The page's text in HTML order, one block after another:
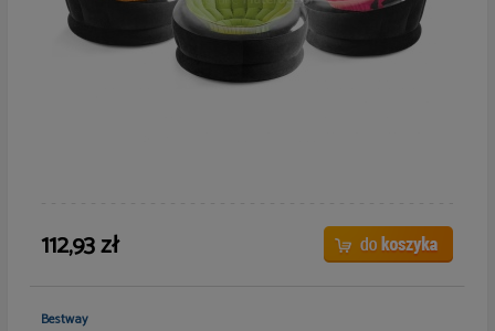
112,93 zł
Bestway